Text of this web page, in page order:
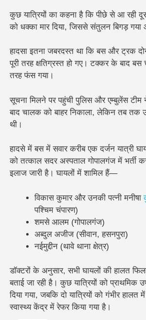
कुछ यात्रियों का कहना है कि पीछे से आ रही
को धक्का मार दिया, जिससे संतुलन बिगड़ गया
हादसा इतना जबरदस्त था कि बस और ट्रक
पूरी तरह क्षतिग्रस्त हो गए। टक्कर के बाद
तरह फंस गया।
सूचना मिलने पर पहुंची पुलिस और एम्बुलेंस
बाद चालक को बाहर निकाला, लेकिन तब तक
थी।
हादसे में बस में सवार करीब एक दर्जन यात्री
को तत्काल सदर अस्पताल गोपालगंज में भर्ती
इलाज जारी है। घायलों में शामिल हैं—
विकास कुमार और उनकी पत्नी मनीषा
पश्चिम चंपारण)
शमसे आलम (गोपालगंज)
अब्दुल अजीज (सीवान, हसनपुरा)
नईमुद्दीन (थावे थाना क्षेत्र)
डॉक्टरों के अनुसार, सभी घायलों की हालत
बताई जा रही है। कुछ यात्रियों को प्राथमिक
दिया गया, जबकि दो यात्रियों को गंभीर हालत
स्वास्थ्य केंद्र में रेफर किया गया है।